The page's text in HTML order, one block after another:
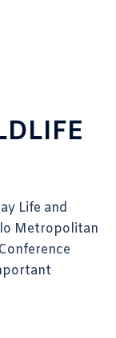
Life and
Metropolitan